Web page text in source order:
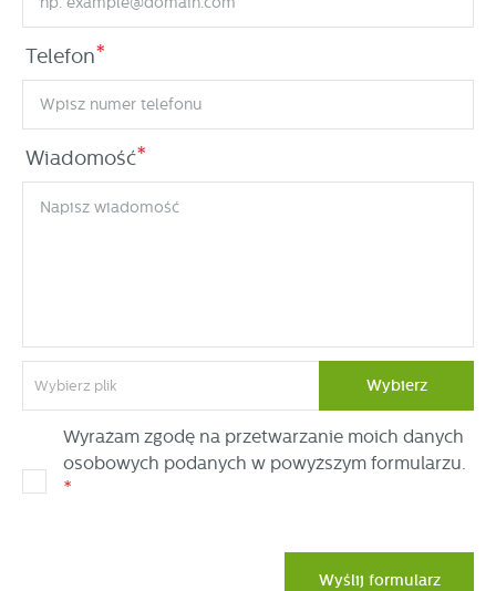
Telefon*
Wiadomość*
Wybierz plik Wybierz
Wyrażam zgodę na przetwarzanie moich danych
osobowych podanych w powyższym formularzu.
*
Wyślij formularz